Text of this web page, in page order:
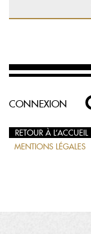
CONNEXION
RETOUR À L’ACCUEIL
MENTIONS LÉGALES